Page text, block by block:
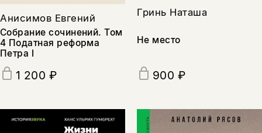
Анисимов Евгений
Собрание сочинений. Том
4 Податная реформа
Петра I
1 200 ₽
Гринь Наташа
Не место
900 ₽